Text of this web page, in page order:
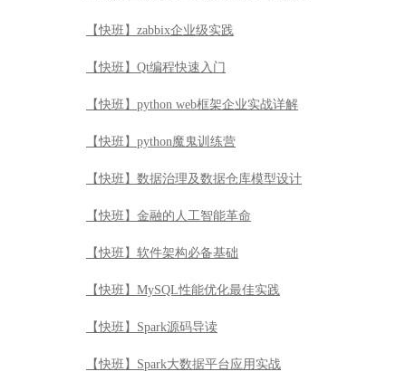
【快班】zabbix企业级实践
【快班】Qt编程快速入门
【快班】python web框架企业实战详解
【快班】python魔鬼训练营
【快班】数据治理及数据仓库模型设计
【快班】金融的人工智能革命
【快班】软件架构必备基础
【快班】MySQL性能优化最佳实践
【快班】Spark源码导读
【快班】Spark大数据平台应用实战